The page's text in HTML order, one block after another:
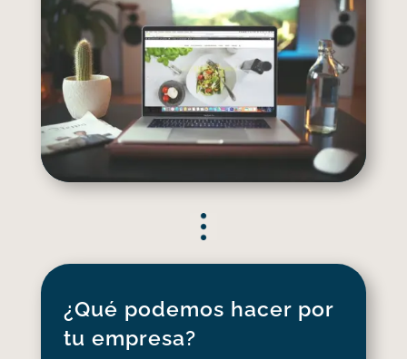
¿Qué podemos hacer por
tu empresa?